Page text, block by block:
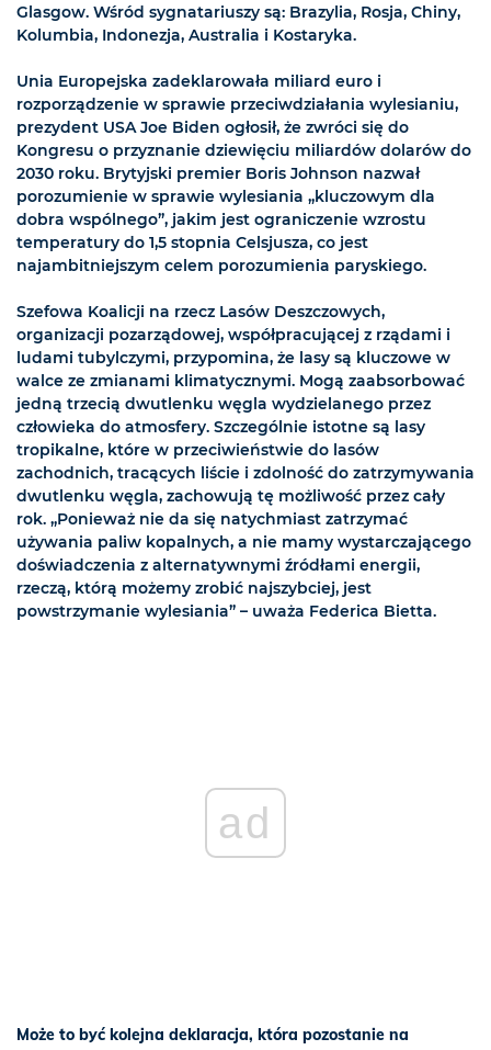
Glasgow. Wśród sygnatariuszy są: Brazylia, Rosja, Chiny,
Kolumbia, Indonezja, Australia i Kostaryka.
Unia Europejska zadeklarowała miliard euro i
rozporządzenie w sprawie przeciwdziałania wylesianiu,
prezydent USA Joe Biden ogłosił, że zwróci się do
Kongresu o przyznanie dziewięciu miliardów dolarów do
2030 roku. Brytyjski premier Boris Johnson nazwał
porozumienie w sprawie wylesiania „kluczowym dla
dobra wspólnego”, jakim jest ograniczenie wzrostu
temperatury do 1,5 stopnia Celsjusza, co jest
najambitniejszym celem porozumienia paryskiego.
Szefowa Koalicji na rzecz Lasów Deszczowych,
organizacji pozarządowej, współpracującej z rządami i
ludami tubylczymi, przypomina, że lasy są kluczowe w
walce ze zmianami klimatycznymi. Mogą zaabsorbować
jedną trzecią dwutlenku węgla wydzielanego przez
człowieka do atmosfery. Szczególnie istotne są lasy
tropikalne, które w przeciwieństwie do lasów
zachodnich, tracących liście i zdolność do zatrzymywania
dwutlenku węgla, zachowują tę możliwość przez cały
rok. „Ponieważ nie da się natychmiast zatrzymać
używania paliw kopalnych, a nie mamy wystarczającego
doświadczenia z alternatywnymi źródłami energii,
rzeczą, którą możemy zrobić najszybciej, jest
powstrzymanie wylesiania” – uważa Federica Bietta.
ad
Może to być kolejna deklaracja, która pozostanie na